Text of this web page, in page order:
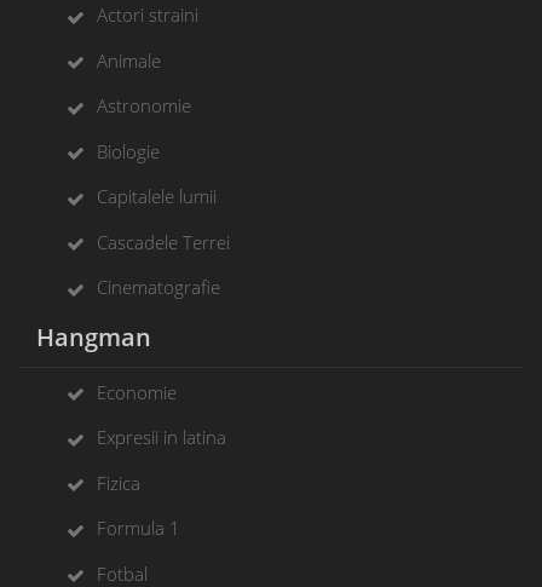
Actori straini
Animale
Astronomie
Biologie
Capitalele lumii
Cascadele Terrei
Cinematografie
Hangman
Economie
Expresii in latina
Fizica
Formula 1
Fotbal